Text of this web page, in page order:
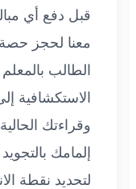
قبل دفع أي
معنا لحجز حصة
الطالب
الاستكشافية
وقراءتك
إلمامك
لتحديد نقطة